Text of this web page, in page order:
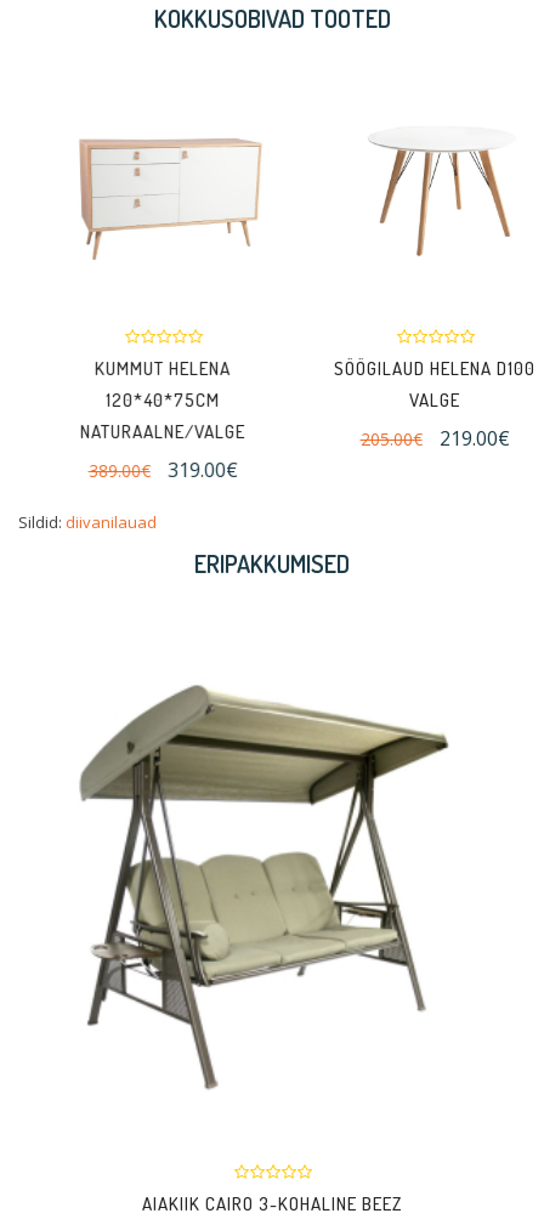
KOKKUSOBIVAD TOOTED
KUMMUT HELENA
120*40*75CM
NATURAALNE/VALGE
389.00€
319.00€
SÖÖGILAUD HELENA D100
VALGE
205.00€
219.00€
Sildid: diivanilauad
ERIPAKKUMISED
AIAKIIK CAIRO 3-KOHALINE BEEZ